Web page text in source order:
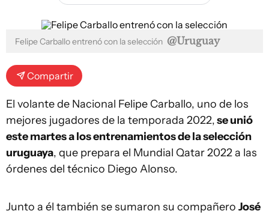
Felipe Carballo entrenó con la selección @Uruguay
Compartir
El volante de Nacional Felipe Carballo, uno de los
mejores jugadores de la temporada 2022,se unió
este martes a los entrenamientos de la selección
uruguaya, que prepara el Mundial Qatar 2022 a las
órdenes del técnico Diego Alonso.
Junto a él también se sumaron su compañero José